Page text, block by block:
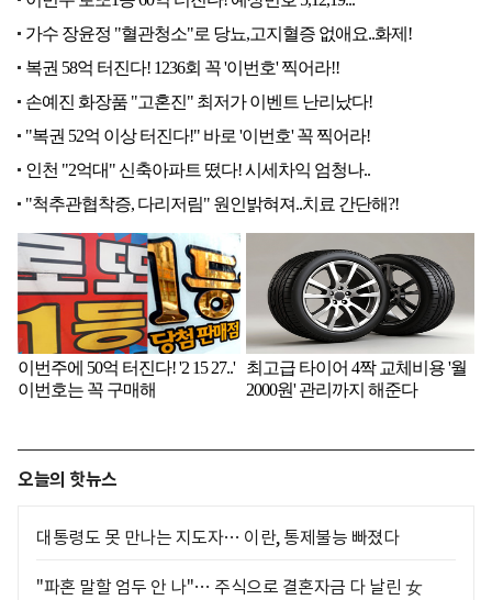
오늘의 핫뉴스
대통령도 못 만나는 지도자… 이란, 통제불능 빠졌다
"파혼 말할 엄두 안 나"… 주식으로 결혼자금 다 날린 女